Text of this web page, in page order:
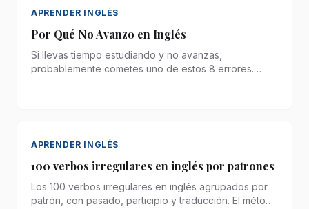
APRENDER INGLÉS
Por Qué No Avanzo en Inglés
Si llevas tiempo estudiando y no avanzas,
probablemente cometes uno de estos 8 errores.
APRENDER INGLÉS
100 verbos irregulares en inglés por patrones
Los 100 verbos irregulares en inglés agrupados por
patrón, con pasado, participio y traducción. El método